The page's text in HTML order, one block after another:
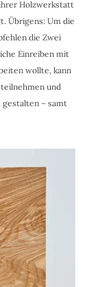
Holzwerkstatt
Übrigens: Um die
die Zwei
Einreiben mit
wollte, kann
teilnehmen und
gestalten – samt